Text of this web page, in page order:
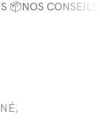
📦NOS